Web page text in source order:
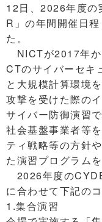
12日、2026年度の
R」の年間開催日
た。
NICTが2017年か
CTのサイバーセキ
と大規模計算環境
攻撃を受けた際の
サイバー防御演習
社会基盤事業者等
ティ戦略等の方針
た演習プログラム
2026年度の
に合わせて下記の
1.集合演習